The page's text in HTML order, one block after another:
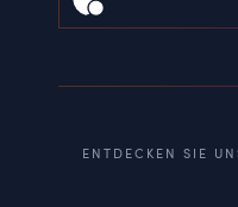
ENTDECKEN SIE